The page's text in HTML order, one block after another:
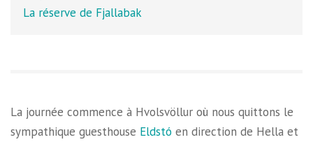
La réserve de Fjallabak
La journée commence à Hvolsvöllur où nous quittons le
sympathique guesthouse Eldstó en direction de Hella et